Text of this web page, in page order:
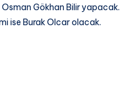
Osman Gökhan Bilir yapacak.
ise Burak Olcar olacak.